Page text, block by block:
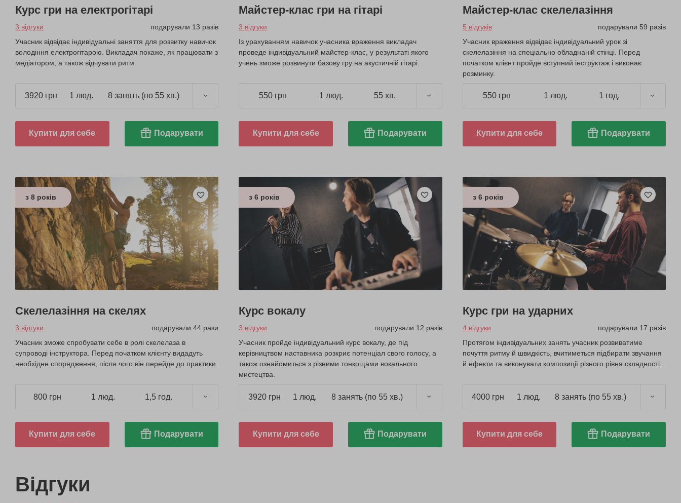
Курс гри на електрогітарі
3 відгуки
подарували 13 разів
Учасник відвідає індивідуальні заняття для розвитку навичок
володіння електрогітарою. Викладач покаже, як працювати з
медіатором, а також відчувати ритм.
3920 грн 1 люд. 8 занять (по 55 хв.)
Купити для себе Подарувати
Майстер-клас гри на гітарі
3 відгуки
Із урахуванням навичок учасника враження викладач
проведе індивідуальний майстер-клас, у результаті якого
учень зможе розвинути базову гру на акустичній гітарі.
550 грн 1 люд. 55 хв.
Купити для себе Подарувати
Майстер-клас скелелазіння
5 відгуків
подарували 59 разів
Учасник враження відвідає індивідуальний урок зі
скелелазіння на спеціально обладнаній стінці. Перед
початком клієнт пройде вступний інструктаж і виконає
розминку.
550 грн 1 люд. 1 год.
Купити для себе Подарувати
з 8 років
Скелелазіння на скелях
3 відгуки
подарували 44 рази
Учасник зможе спробувати себе в ролі скелелаза в
супроводі інструктора. Перед початком клієнту видадуть
необхідне спорядження, після чого він перейде до практики.
800 грн 1 люд. 1,5 год.
Купити для себе Подарувати
з 6 років
Курс вокалу
3 відгуки
подарували 12 разів
Учасник пройде індивідуальний курс вокалу, де під
керівництвом наставника розкриє потенціал свого голосу, а
також ознайомиться з різними тонкощами вокального
мистецтва.
3920 грн 1 люд. 8 занять (по 55 хв.)
Купити для себе Подарувати
з 6 років
Курс гри на ударних
4 відгуки
подарували 17 разів
Протягом індивідуальних занять учасник розвиватиме
почуття ритму й швидкість, вчитиметься підбирати звучання
й ефекти та виконувати композиції різного рівня складності.
4000 грн 1 люд. 8 занять (по 55 хв.)
Купити для себе Подарувати
Відгуки